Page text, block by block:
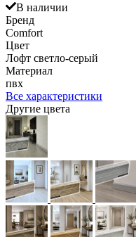
В наличии
Бренд
Comfort
Цвет
Лофт светло-серый
Материал
пвх
Все характеристики
Другие цвета